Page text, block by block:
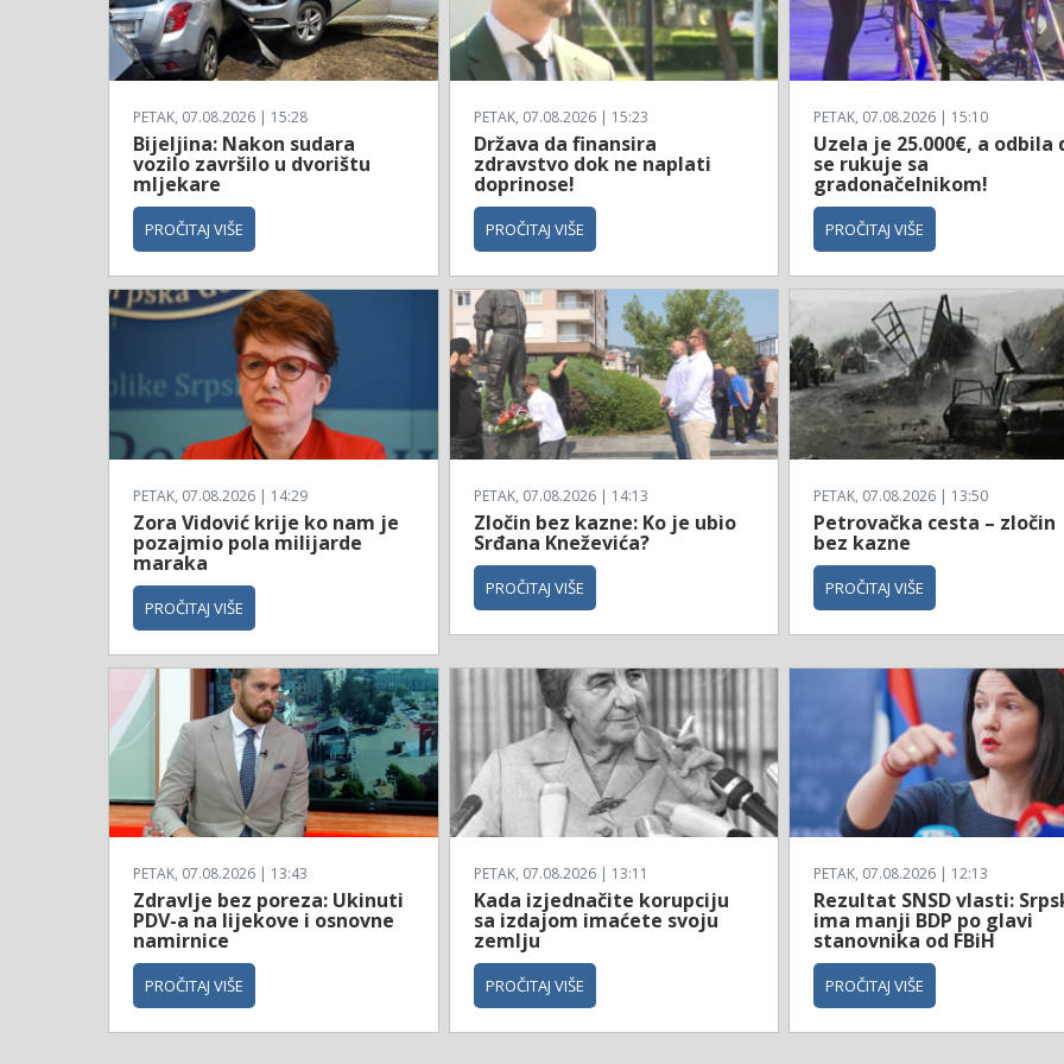
PETAK, 07.08.2026 | 15:28
Bijeljina: Nakon sudara
vozilo završilo u dvorištu
mljekare
PROČITAJ VIŠE
PETAK, 07.08.2026 | 15:23
Država da finansira
zdravstvo dok ne naplati
doprinose!
PROČITAJ VIŠE
PETAK, 07.08.2026 | 15:10
Uzela je 25.000€, a odbila
se rukuje sa
gradonačelnikom!
PROČITAJ VIŠE
PETAK, 07.08.2026 | 14:29
Zora Vidović krije ko nam je
pozajmio pola milijarde
maraka
PROČITAJ VIŠE
PETAK, 07.08.2026 | 14:13
Zločin bez kazne: Ko je ubio
Srđana Kneževića?
PROČITAJ VIŠE
PETAK, 07.08.2026 | 13:50
Petrovačka cesta – zločin
bez kazne
PROČITAJ VIŠE
PETAK, 07.08.2026 | 13:43
Zdravlje bez poreza: Ukinuti
PDV-a na lijekove i osnovne
namirnice
PROČITAJ VIŠE
PETAK, 07.08.2026 | 13:11
Kada izjednačite korupciju
sa izdajom imaćete svoju
zemlju
PROČITAJ VIŠE
PETAK, 07.08.2026 | 12:13
Rezultat SNSD vlasti:
ima manji BDP po glavi
stanovnika od FBiH
PROČITAJ VIŠE